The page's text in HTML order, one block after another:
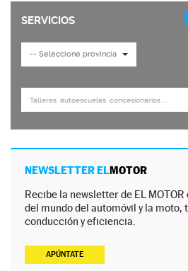
NEWSLETTER ELMOTOR
Recibe la newsletter de EL
del mundo del automóvil y la moto,
conducción y eficiencia.
APÚNTATE